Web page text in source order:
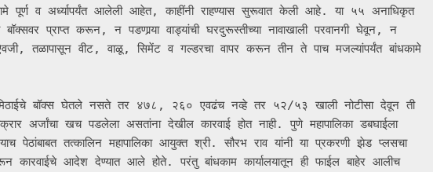
पूर्ण व अर्ध्यापर्यंत आलेली आहेत, काहींनी राहण्यास सुरूवात केली आहे. या ५५ अनाधिकृत
बॉक्सवर प्राप्त करून, न पडणार्‍या वाड्यांची घरदुरूस्तीच्या नावाखाली परवानगी घेवून, न
तळापासून वीट, वाळू, सिमेंट व गल्डरचा वापर करून तीन ते पाच मजल्यांपर्यंत बांधकामे
अर्जांचा खच पडलेला असतांना देखील कारवाई होत नाही. पुणे महापालिका डबघाईला
पेठांबाबत तत्कालिन महापालिका आयुक्त श्री. सौरभ राव यांनी या प्रकरणी झेड प्लसचा
कारवाईचे आदेश देण्यात आले होते. परंतु बांधकाम कार्यालयातून ही फाईल बाहेर आलीच